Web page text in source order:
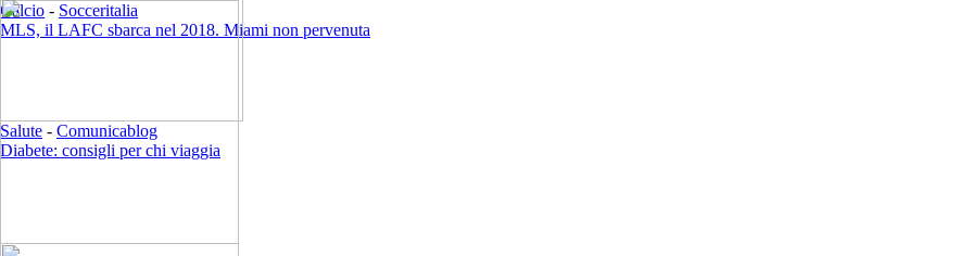
Calcio - Socceritalia
MLS, il LAFC sbarca nel 2018. Miami non pervenuta
Salute - Comunicablog
Diabete: consigli per chi viaggia